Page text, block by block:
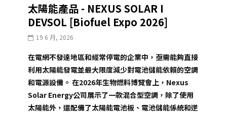
太陽能產品 - NEXUS SOLAR I
DEVSOL [Biofuel Expo 2026]
19 6 月, 2026
在電網不發達地區和經常停電的企業中，亟需能夠直接
利用太陽能發電並最大限度減少對電池儲能依賴的空調
和電源設備。 在2026年生物燃料博覽會上，Nexus
Solar Energy公司展示了一款混合型空調，除了使用
太陽能外，還配備了太陽能電池板、電池儲能係統和逆